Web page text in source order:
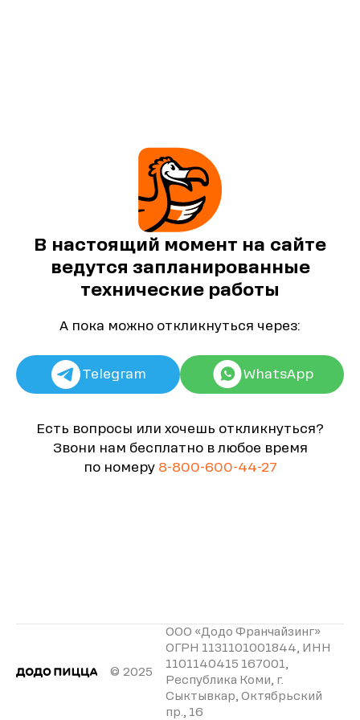
В настоящий момент на сайте
ведутся запланированные
технические работы
А пока можно откликнуться через:
Telegram WhatsApp
Есть вопросы или хочешь откликнуться?
Звони нам бесплатно в любое время
по номеру 8-800-600-44-27
© 2025
ООО «Додо Франчайзинг»
ОГРН 1131101001844, ИНН
1101140415 167001,
Республика Коми, г.
Сыктывкар, Октябрьский
пр., 16